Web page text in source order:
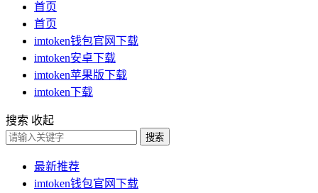
首页
首页
imtoken钱包官网下载
imtoken安卓下载
imtoken苹果版下载
imtoken下载
搜索 收起
搜索
最新推荐
imtoken钱包官网下载